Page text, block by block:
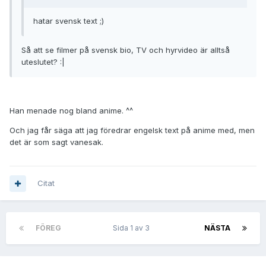
hatar svensk text ;)
Så att se filmer på svensk bio, TV och hyrvideo är alltså
uteslutet? :|
Han menade nog bland anime. ^^
Och jag får säga att jag föredrar engelsk text på anime med, men
det är som sagt vanesak.
Citat
FÖREG NÄSTA
Sida 1 av 3